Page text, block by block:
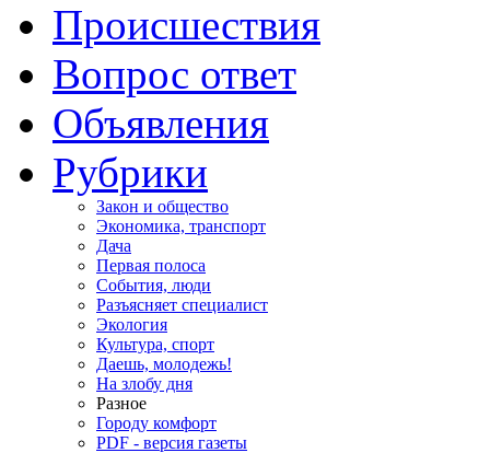
Происшествия
Вопрос ответ
Объявления
Рубрики
Закон и общество
Экономика, транспорт
Дача
Первая полоса
События, люди
Разъясняет специалист
Экология
Культура, спорт
Даешь, молодежь!
На злобу дня
Разное
Городу комфорт
PDF - версия газеты